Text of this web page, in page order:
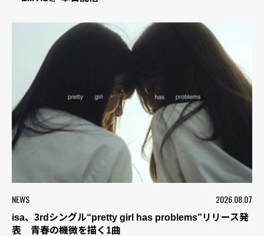
NEWS 2026.08.07
isa、3rdシングル“pretty girl has problems”リリース発
表 青春の機微を描く1曲